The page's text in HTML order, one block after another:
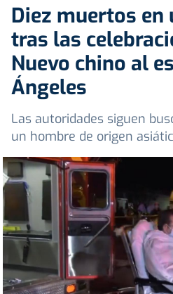
Diez muertos
tras las
Nuevo chino al
Ángeles
Las autoridades siguen
un hombre de origen